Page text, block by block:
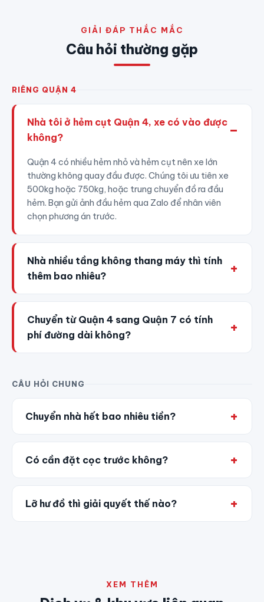
GIẢI ĐÁP THẮC MẮC
Câu hỏi thường gặp
RIÊNG QUẬN 4
Nhà tôi ở hẻm cụt Quận 4, xe có vào được
không?
Quận 4 có nhiều hẻm nhỏ và hẻm cụt nên xe lớn
thường không quay đầu được. Chúng tôi ưu tiên xe
500kg hoặc 750kg, hoặc trung chuyển đồ ra đầu
hẻm. Bạn gửi ảnh đầu hẻm qua Zalo để nhân viên
chọn phương án trước.
Nhà nhiều tầng không thang máy thì tính
thêm bao nhiêu?
Chuyển từ Quận 4 sang Quận 7 có tính
phí đường dài không?
CÂU HỎI CHUNG
Chuyển nhà hết bao nhiêu tiền?
Có cần đặt cọc trước không?
Lỡ hư đồ thì giải quyết thế nào?
XEM THÊM